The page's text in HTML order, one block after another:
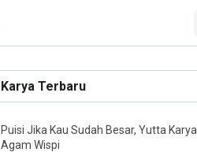
Karya Terbaru
Puisi Jika Kau Sudah Besar, Yutta Karya
Agam Wispi